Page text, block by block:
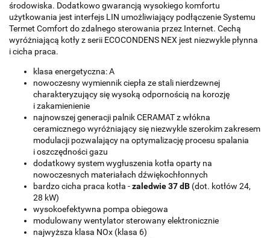
środowiska. Dodatkowo gwarancją wysokiego komfortu
użytkowania jest interfejs LIN umożliwiający podłączenie Systemu
Termet Comfort do zdalnego sterowania przez Internet. Cechą
wyróżniającą kotły z serii ECOCONDENS NEX jest niezwykle płynna
i cicha praca.
klasa energetyczna: A
nowoczesny wymiennik ciepła ze stali nierdzewnej
charakteryzujący się wysoką odpornością na korozję
i zakamienienie
najnowszej generacji palnik CERAMAT z włókna
ceramicznego wyróżniający się niezwykle szerokim zakresem
modulacji pozwalający na optymalizację procesu spalania
i oszczędności gazu
dodatkowy system wygłuszenia kotła oparty na
nowoczesnych materiałach dźwiękochłonnych
bardzo cicha praca kotła -zaledwie 37 dB (dot. kotłów 24,
28 kW)
wysokoefektywna pompa obiegowa
modulowany wentylator sterowany elektronicznie
najwyższa klasa NOx (klasa 6)